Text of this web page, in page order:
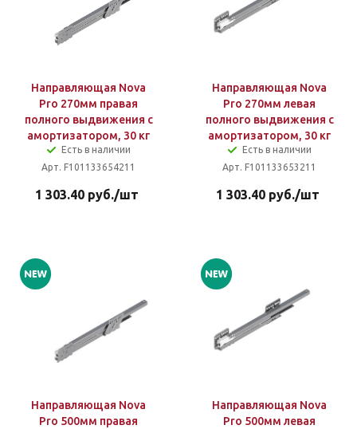
Направляющая Nova
Pro 270мм правая
полного выдвижения с
амортизатором, 30 кг
Есть в наличии
Арт. F101133654211
1 303.40 руб./шт
Направляющая Nova
Pro 270мм левая
полного выдвижения с
амортизатором, 30 кг
Есть в наличии
Арт. F101133653211
1 303.40 руб./шт
Направляющая Nova
Pro 500мм правая
Направляющая Nova
Pro 500мм левая